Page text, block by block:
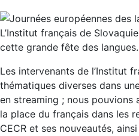
L’Institut français de
cette grande fête des langues.
Les intervenants de l’Institut
thématiques diverses dans
en streaming ; nous pouvions
la place du français dans les
CECR et ses nouveautés,